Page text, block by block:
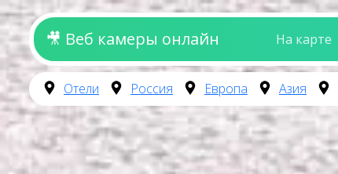
🎥 Веб камеры онлайн На карте
Отели Россия Европа Азия